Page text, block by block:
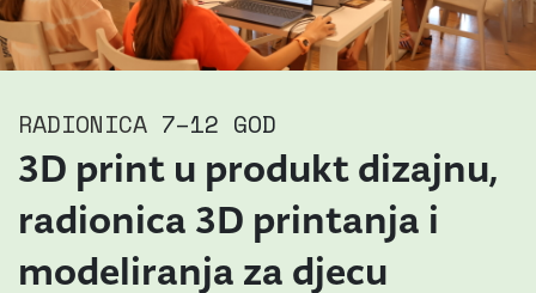
RADIONICA 7–12 GOD
3D print u produkt dizajnu,
radionica 3D printanja i
modeliranja za djecu